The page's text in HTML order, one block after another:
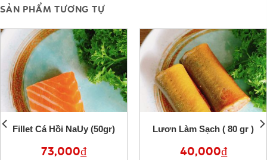
SẢN PHẨM TƯƠNG TỰ
Fillet Cá Hồi NaUy (50gr)
73,000₫
Lươn Làm Sạch ( 80 gr )
40,000₫